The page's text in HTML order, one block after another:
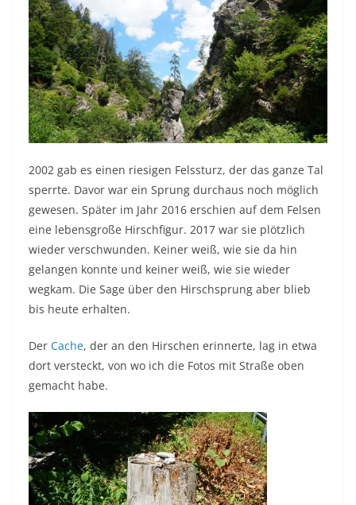
2002 gab es einen riesigen Felssturz, der das ganze Tal
sperrte. Davor war ein Sprung durchaus noch möglich
gewesen. Später im Jahr 2016 erschien auf dem Felsen
eine lebensgroße Hirschfigur. 2017 war sie plötzlich
wieder verschwunden. Keiner weiß, wie sie da hin
gelangen konnte und keiner weiß, wie sie wieder
wegkam. Die Sage über den Hirschsprung aber blieb
bis heute erhalten.
Der Cache, der an den Hirschen erinnerte, lag in etwa
dort versteckt, von wo ich die Fotos mit Straße oben
gemacht habe.